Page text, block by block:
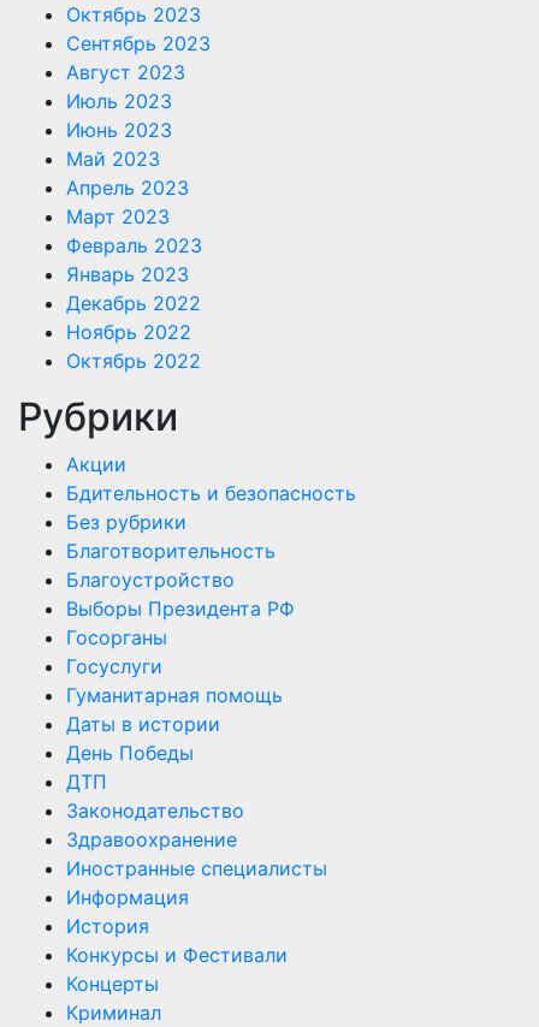
Октябрь 2023
Сентябрь 2023
Август 2023
Июль 2023
Июнь 2023
Май 2023
Апрель 2023
Март 2023
Февраль 2023
Январь 2023
Декабрь 2022
Ноябрь 2022
Октябрь 2022
Рубрики
Акции
Бдительность и безопасность
Без рубрики
Благотворительность
Благоустройство
Выборы Президента РФ
Госорганы
Госуслуги
Гуманитарная помощь
Даты в истории
День Победы
ДТП
Законодательство
Здравоохранение
Иностранные специалисты
Информация
История
Конкурсы и Фестивали
Концерты
Криминал